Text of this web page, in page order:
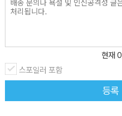
현재 0
스포일러 포함
등록